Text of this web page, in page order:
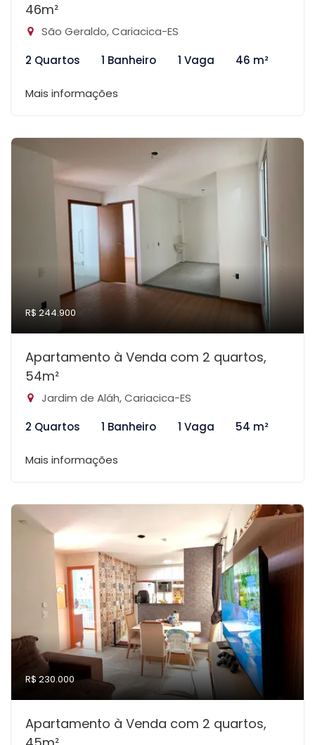
46m²
São Geraldo, Cariacica-ES
2 Quartos
1 Banheiro 1 Vaga 46 m²
Mais informações
R$ 244.900
Apartamento à Venda com 2 quartos,
54m²
Jardim de Aláh, Cariacica-ES
2 Quartos
1 Banheiro 1 Vaga 54 m²
Mais informações
R$ 230.000
Apartamento à Venda com 2 quartos,